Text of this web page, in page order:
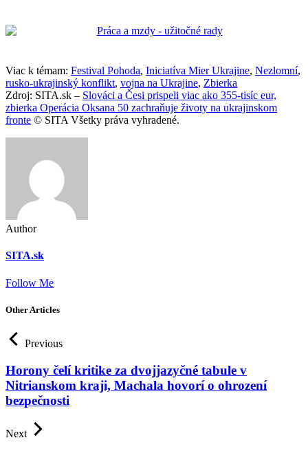
Viac k témam: Festival Pohoda, Iniciatíva Mier Ukrajine, Nezlomní,
rusko-ukrajinský konflikt, vojna na Ukrajine, Zbierka
Zdroj: SITA.sk – Slováci a Česi prispeli viac ako 355-tisíc eur,
zbierka Operácia Oksana 50 zachraňuje životy na ukrajinskom
fronte © SITA Všetky práva vyhradené.
Author
SITA.sk
Follow Me
Other Articles
Previous
Horony čelí kritike za dvojjazyčné tabule v
Nitrianskom kraji, Machala hovorí o ohrození
bezpečnosti
Next